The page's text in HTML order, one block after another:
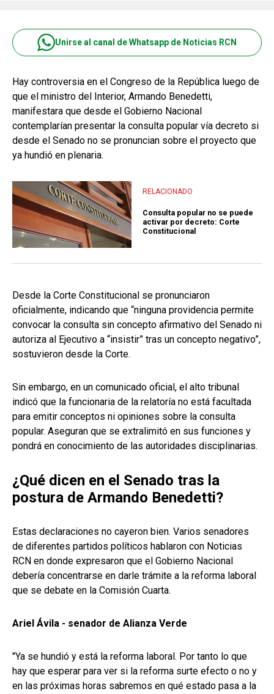
Unirse al canal de Whatsapp de Noticias RCN
Hay controversia en el Congreso de la República luego de
que el ministro del Interior, Armando Benedetti,
manifestara que desde el Gobierno Nacional
contemplarían presentar la consulta popular vía decreto si
desde el Senado no se pronuncian sobre el proyecto que
ya hundió en plenaria.
RELACIONADO
Consulta popular no se puede
activar por decreto: Corte
Constitucional
Desde la Corte Constitucional se pronunciaron
oficialmente, indicando que “ninguna providencia permite
convocar la consulta sin concepto afirmativo del Senado ni
autoriza al Ejecutivo a “insistir” tras un concepto negativo”,
sostuvieron desde la Corte.
Sin embargo, en un comunicado oficial, el alto tribunal
indicó que la funcionaria de la relatoría no está facultada
para emitir conceptos ni opiniones sobre la consulta
popular. Aseguran que se extralimitó en sus funciones y
pondrá en conocimiento de las autoridades disciplinarias.
¿Qué dicen en el Senado tras la
postura de Armando Benedetti?
Estas declaraciones no cayeron bien. Varios senadores
de diferentes partidos políticos hablaron con Noticias
RCN en donde expresaron que el Gobierno Nacional
debería concentrarse en darle trámite a la reforma laboral
que se debate en la Comisión Cuarta.
Ariel Ávila - senador de Alianza Verde
"Ya se hundió y está la reforma laboral. Por tanto lo que
hay que esperar para ver si la reforma surte efecto o no y
en las próximas horas sabremos en qué estado pasa a la